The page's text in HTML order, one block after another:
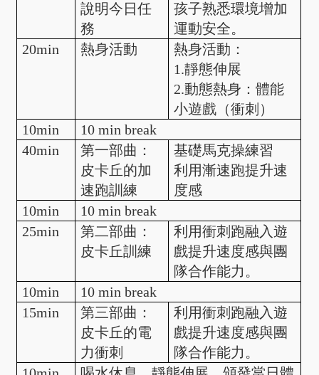
說明今日任
務
孩子熟悉環境增加
運動安全。
20min
熱身活動
熱身活動：
1.靜態伸展
2.動態熱身：體能
小遊戲（衝刺）
10min
10 min break
40min
第一部曲：
皮卡丘的加
速跑訓練
基礎馬克操練習
利用漸速跑提升速
度感
10min
10 min break
25min
第二部曲：
皮卡丘訓練
利用衝刺跑融入遊
戲提升速度感與團
隊合作能力。
10min
10 min break
15min
第三部曲：
皮卡丘的電
力衝刺
利用衝刺跑融入遊
戲提升速度感與團
隊合作能力。